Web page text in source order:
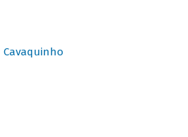
Cavaquinho